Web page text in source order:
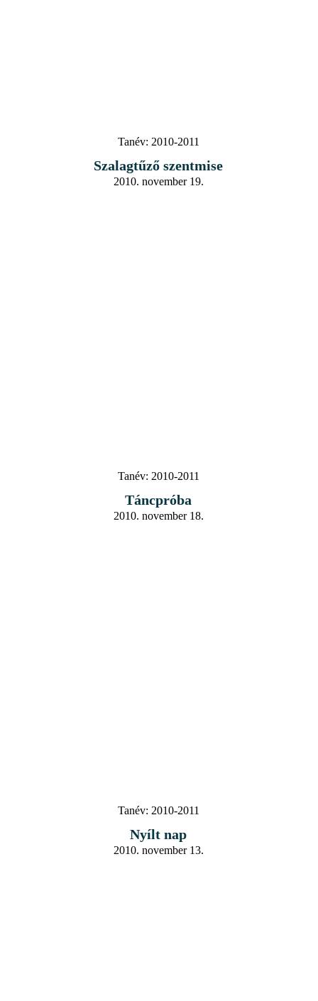
Tanév: 2010-2011
Szalagtűző szentmise
2010. november 19.
Tanév: 2010-2011
Táncpróba
2010. november 18.
Tanév: 2010-2011
Nyílt nap
2010. november 13.